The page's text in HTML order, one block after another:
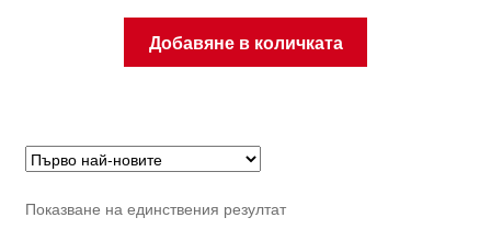
Добавяне в количката
Показване на единствения резултат